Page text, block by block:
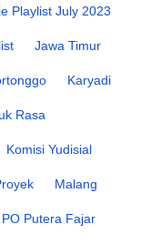
Playlist July 2023
Jawa Timur
Karyadi
Rasa
Komisi Yudisial
Malang
PO Putera Fajar